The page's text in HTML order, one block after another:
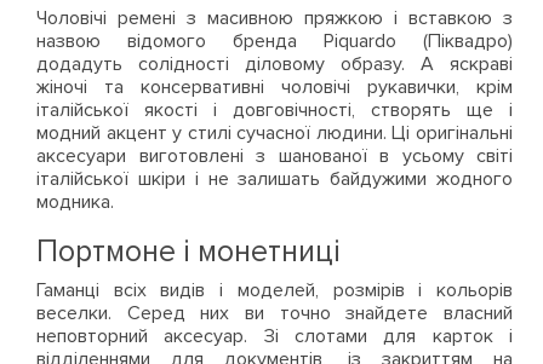
Чоловічі ремені з масивною пряжкою і вставкою з
назвою відомого бренда Piquardo (Піквадро)
додадуть солідності діловому образу. А яскраві
жіночі та консервативні чоловічі рукавички, крім
італійської якості і довговічності, створять ще і
модний акцент у стилі сучасної людини. Ці оригінальні
аксесуари виготовлені з шанованої в усьому світі
італійської шкіри і не залишать байдужими жодного
модника.
Портмоне і монетниці
Гаманці всіх видів і моделей, розмірів і кольорів
веселки. Серед них ви точно знайдете власний
неповторний аксесуар. Зі слотами для карток і